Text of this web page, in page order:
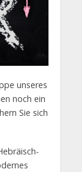
unseres
noch ein
Sie sich